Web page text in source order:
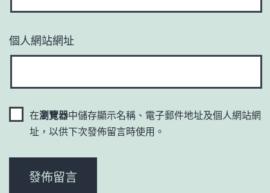
個人網站網址
在瀏覽器中儲存顯示名稱、電子郵件地址及個人網站網
址，以供下次發佈留言時使用。